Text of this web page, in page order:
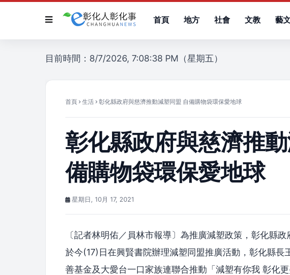
首頁 地方 社會 文教 藝
目前時間：8/7/2026, 7:08:38 PM（星期五）
首頁 生活 彰化縣政府與慈濟推動減塑同盟 自備購物袋環保愛地球
彰化縣政府與慈濟推
備購物袋環保愛地球
星期日, 10月 17, 2021
〔記者林明佑／員林市報導〕為推廣減塑政策，彰化縣
於今(17)日在興賢書院辦理減塑同盟推廣活動，彰化縣長
善基金及大愛台一口家族連聯合推動「減塑有你我 彰化